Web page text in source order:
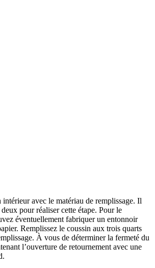
intérieur avec le matériau de remplissage. Il
deux pour réaliser cette étape. Pour le
éventuellement fabriquer un entonnoir
Remplissez le coussin aux trois quarts
À vous de déterminer la fermeté du
l’ouverture de retournement avec une